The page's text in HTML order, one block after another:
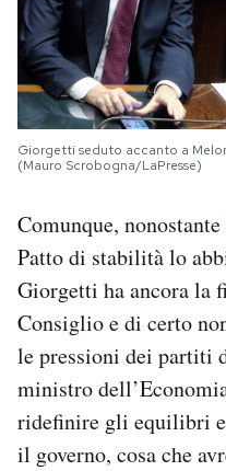
Giorgetti seduto accanto a
(Mauro Scrobogna/LaPresse)
Comunque,
Patto di stabilità lo
Giorgetti ha ancora la
Consiglio e di certo
le pressioni dei partiti
ministro
ridefinire gli equilibri
il governo, cosa che